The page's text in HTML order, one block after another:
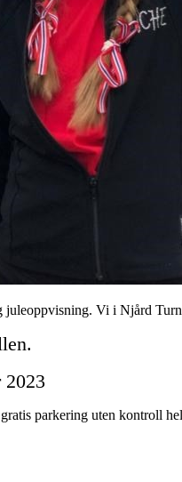
Vi i Njård
2023
parkering uten kontroll